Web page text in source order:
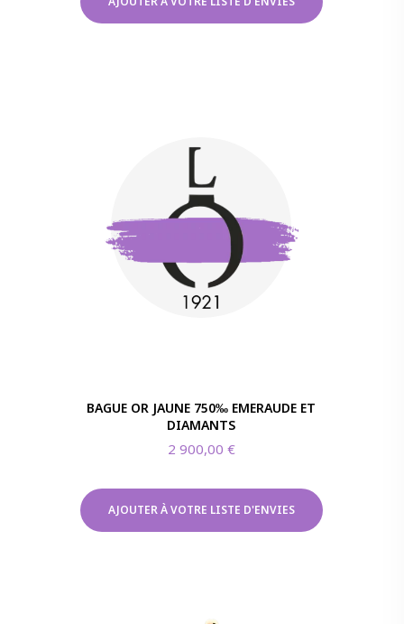
BAGUE OR JAUNE 750‰ EMERAUDE ET
DIAMANTS
2 900,00 €
AJOUTER À VOTRE LISTE D'ENVIES